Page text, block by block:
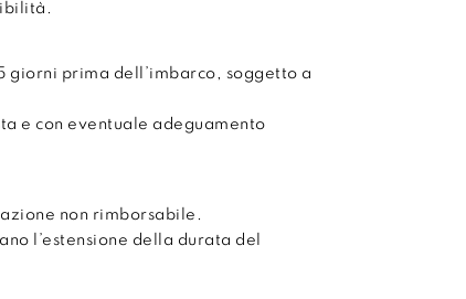
giorni prima dell’imbarco, soggetto a
e con eventuale adeguamento
non rimborsabile.
l’estensione della durata del